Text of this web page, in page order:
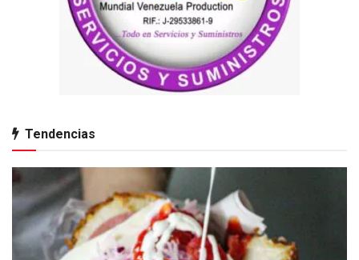
Tendencias